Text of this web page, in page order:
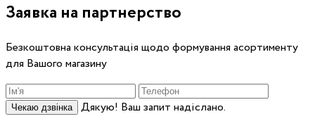
Заявка на партнерство
Безкоштовна консультація щодо формування асортименту
для Вашого магазину
Чекаю дзвінка
Дякую! Ваш запит надіслано.